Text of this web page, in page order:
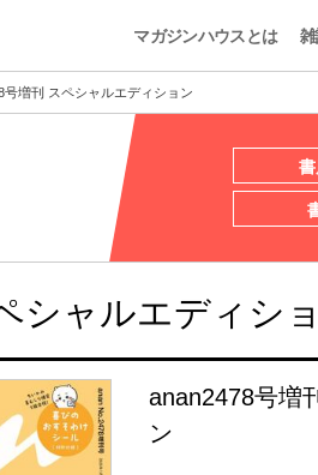
マガジンハウスとは
号増刊 スペシャルエディション
シャルエディシ
anan2478号増
ン